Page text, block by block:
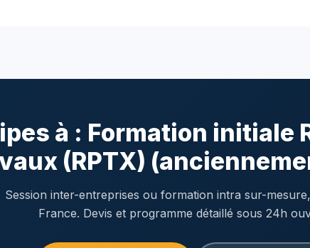
à : Formation initiale
(RPTX)
Session inter-entreprises ou formation intra sur-
France. Devis et programme détaillé sous 24h